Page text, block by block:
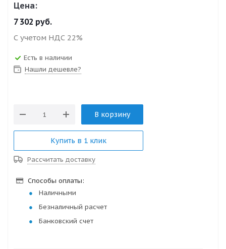
Цена:
7 302 руб.
С учетом НДС 22%
Есть в наличии
Нашли дешевле?
В корзину
Купить в 1 клик
Рассчитать доставку
Способы оплаты:
Наличными
Безналичный расчет
Банковский счет